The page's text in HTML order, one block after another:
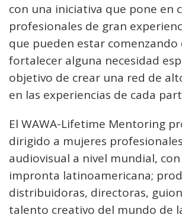
con una iniciativa que pone en
profesionales de gran
que pueden estar comenzando
fortalecer alguna necesidad
objetivo de crear una red de
en las experiencias de cada
El WAWA-Lifetime Mentoring
dirigido a mujeres
audiovisual a nivel mundial,
impronta latinoamericana;
distribuidoras, directoras,
talento creativo del mundo de